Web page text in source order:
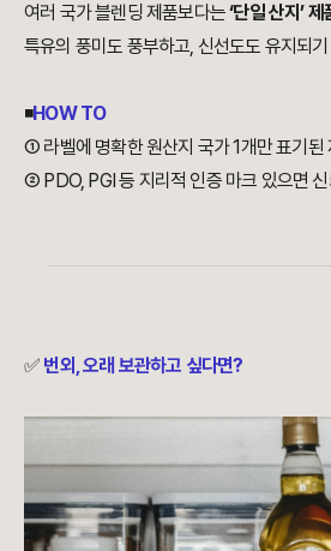
여러 국가 블렌딩 제품보다는‘단일 산지’
특유의 풍미도 풍부하고, 신선도도 유지되
◾HOW TO
① 라벨에 명확한 원산지 국가 1개만 표기된
② PDO, PGI 등 지리적 인증 마크 있으면
✅ 번외, 오래 보관하고 싶다면?